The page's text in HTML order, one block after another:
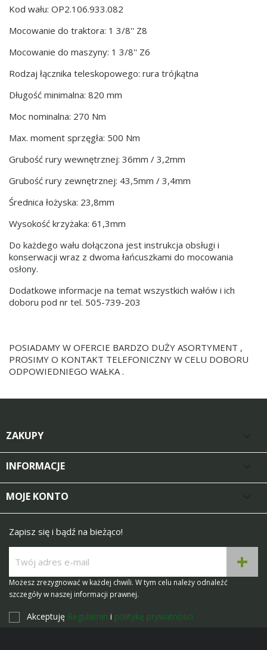
Kod wału: OP2.106.933.082
Mocowanie do traktora: 1 3/8'' Z8
Mocowanie do maszyny: 1 3/8'' Z6
Rodzaj łącznika teleskopowego: rura trójkątna
Długość minimalna: 820 mm
Moc nominalna: 270 Nm
Max. moment sprzęgła: 500 Nm
Grubość rury wewnętrznej: 36mm / 3,2mm
Grubość rury zewnętrznej: 43,5mm / 3,4mm
Średnica łożyska: 23,8mm
Wysokość krzyżaka: 61,3mm
Do każdego wału dołączona jest instrukcja obsługi i
konserwacji wraz z dwoma łańcuszkami do mocowania
osłony.
Dodatkowe informacje na temat wszystkich wałów i ich
doboru pod nr tel. 505-739-203
POSIADAMY W OFERCIE BARDZO DUŻY ASORTYMENT ,
PROSIMY O KONTAKT TELEFONICZNY W CELU DOBORU
ODPOWIEDNIEGO WAŁKA .
ZAKUPY
INFORMACJE
MOJE KONTO
Zapisz się i bądź na bieżąco!
Możesz zrezygnować w każdej chwili. W tym celu należy odnaleźć
szczegóły w naszej informacji prawnej.
Akceptuję Regulamin i politykę prywatności